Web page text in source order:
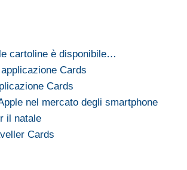
cartoline è disponibile…
Cards
Cards
nel mercato degli smartphone
il natale
Cards